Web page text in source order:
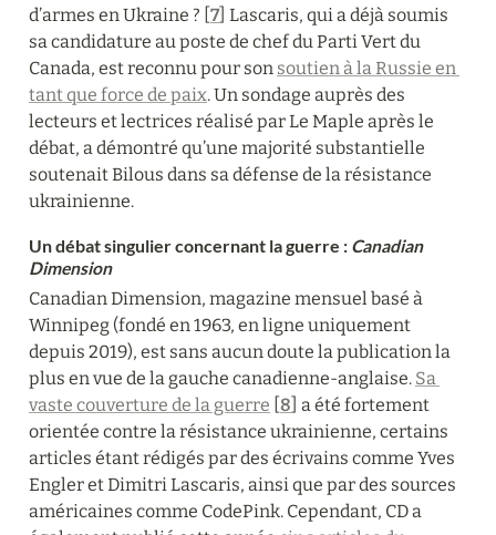
d’armes en Ukraine ? [7] Lascaris, qui a déjà soumis
sa candidature au poste de chef du Parti Vert du
Canada, est reconnu pour son soutien à la Russie en
tant que force de paix. Un sondage auprès des
lecteurs et lectrices réalisé par Le Maple après le
débat, a démontré qu’une majorité substantielle
soutenait Bilous dans sa défense de la résistance
ukrainienne.
Un débat singulier concernant la guerre : Canadian
Dimension
Canadian Dimension, magazine mensuel basé à
Winnipeg (fondé en 1963, en ligne uniquement
depuis 2019), est sans aucun doute la publication la
plus en vue de la gauche canadienne-anglaise. Sa
vaste couverture de la guerre [8] a été fortement
orientée contre la résistance ukrainienne, certains
articles étant rédigés par des écrivains comme Yves
Engler et Dimitri Lascaris, ainsi que par des sources
américaines comme CodePink. Cependant, CD a